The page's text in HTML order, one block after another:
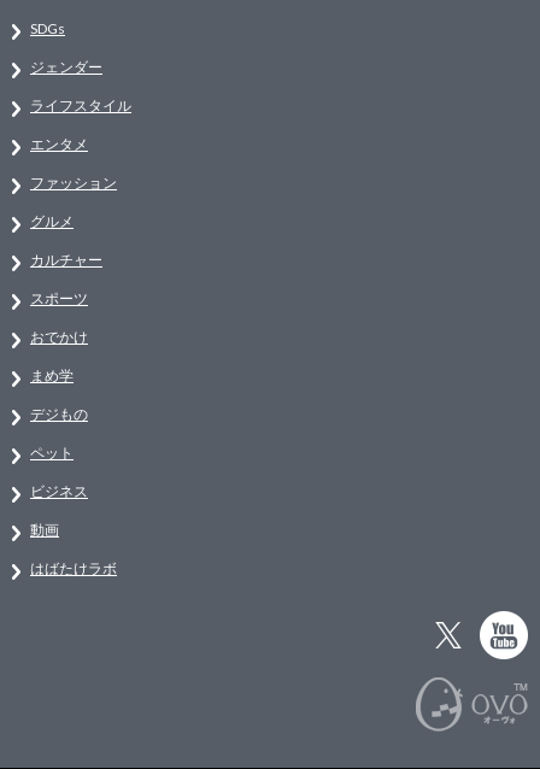
SDGs
ジェンダー
ライフスタイル
エンタメ
ファッション
グルメ
カルチャー
スポーツ
おでかけ
まめ学
デジもの
ペット
ビジネス
動画
はばたけラボ